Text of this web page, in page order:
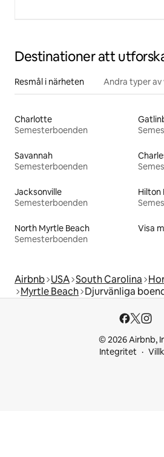
Destinationer att
Resmål i närheten Andra typer av
Charlotte
Semesterboenden
Savannah
Semesterboenden
Jacksonville
Semesterboenden
Hilton
North Myrtle Beach
Semesterboenden
Visa
Airbnb USA South Carolina
Myrtle Beach Djurvänliga
© 2026 Airbnb,
Integritet